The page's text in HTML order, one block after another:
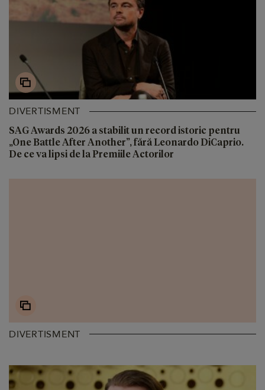
DIVERTISMENT
SAG Awards 2026 a stabilit un record istoric pentru
„One Battle After Another”, fără Leonardo DiCaprio.
De ce va lipsi de la Premiile Actorilor
DIVERTISMENT